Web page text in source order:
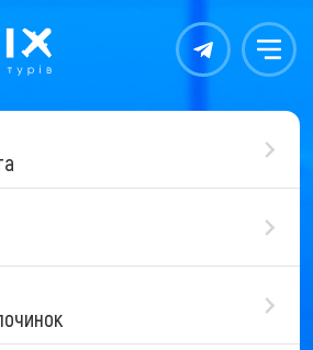
Контакты Меню